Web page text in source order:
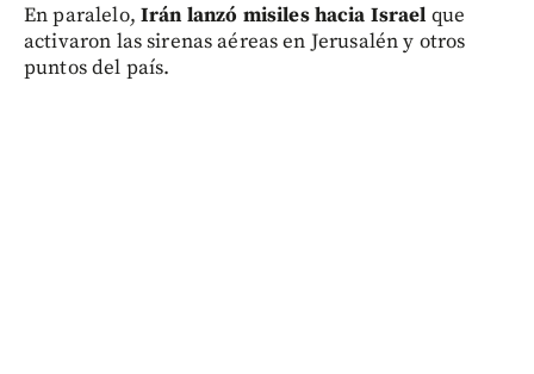
En paralelo, Irán lanzó misiles hacia Israel que
activaron las sirenas aéreas en Jerusalén y otros
puntos del país.